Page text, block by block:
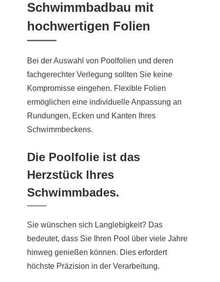
Schwimmbadbau mit
hochwertigen Folien
Bei der Auswahl von Poolfolien und deren
fachgerechter Verlegung sollten Sie keine
Kompromisse eingehen. Flexible Folien
ermöglichen eine individuelle Anpassung an
Rundungen, Ecken und Kanten Ihres
Schwimmbeckens.
Die Poolfolie ist das
Herzstück Ihres
Schwimmbades.
Sie wünschen sich Langlebigkeit? Das
bedeutet, dass Sie Ihren Pool über viele Jahre
hinweg genießen können. Dies erfordert
höchste Präzision in der Verarbeitung.